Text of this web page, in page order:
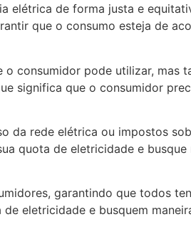
elétrica de forma justa e
que o consumo esteja de
consumidor pode utilizar, mas
significa que o consumidor
da rede elétrica ou impostos
quota de eletricidade e busque
garantindo que todos
eletricidade e busquem